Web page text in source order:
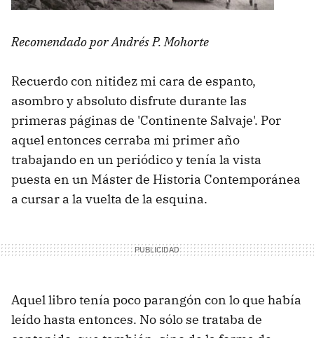
Recomendado por Andrés P. Mohorte
Recuerdo con nitidez mi cara de espanto,
asombro y absoluto disfrute durante las
primeras páginas de 'Continente Salvaje'. Por
aquel entonces cerraba mi primer año
trabajando en un periódico y tenía la vista
puesta en un Máster de Historia Contemporánea
a cursar a la vuelta de la esquina.
Aquel libro tenía poco parangón con lo que había
leído hasta entonces. No sólo se trataba de